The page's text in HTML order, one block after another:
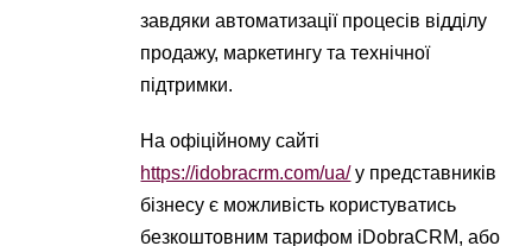
завдяки автоматизації процесів відділу
продажу, маркетингу та технічної
підтримки.
На офіційному сайті
https://idobracrm.com/ua/у представників
бізнесу є можливість користуватись
безкоштовним тарифом iDobraCRM, або